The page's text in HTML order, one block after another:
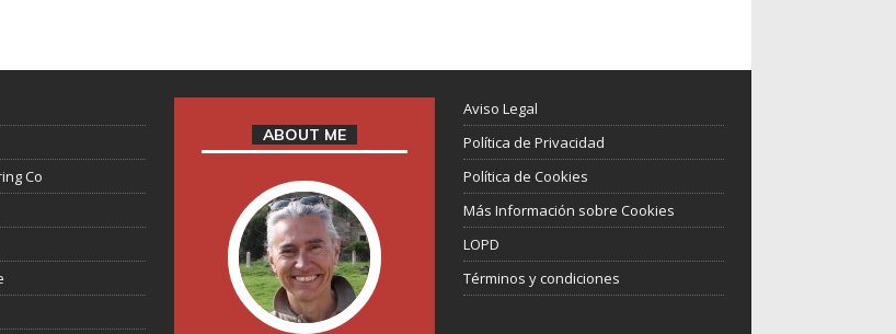
Co
ABOUT ME
Aviso Legal
Política de Privacidad
Política de Cookies
Más Información sobre Cookies
LOPD
Términos y condiciones